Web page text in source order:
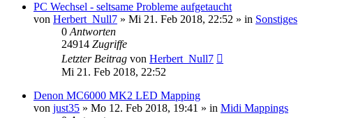
PC Wechsel - seltsame Probleme aufgetaucht
von Herbert_Null7 » Mi 21. Feb 2018, 22:52 » in Sonstiges
0 Antworten
24914 Zugriffe
Letzter Beitrag von Herbert_Null7
Mi 21. Feb 2018, 22:52
Denon MC6000 MK2 LED Mapping
von just35 » Mo 12. Feb 2018, 19:41 » in Midi Mappings